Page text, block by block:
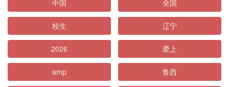
中国 全国
校生 辽宁
2026 爱上
amp 鲁西